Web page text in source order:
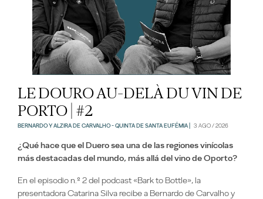
LE DOURO AU-DELÀ DU VIN DE
PORTO | #2
BERNARDO Y ALZIRA DE CARVALHO - QUINTA DE SANTA EUFÉMIA | 3 AGO / 2026
¿Qué hace que el Duero sea una de las regiones vinícolas
más destacadas del mundo, más allá del vino de Oporto?
En el episodio n.º 2 del podcast «Bark to Bottle», la
presentadora Catarina Silva recibe a Bernardo de Carvalho y